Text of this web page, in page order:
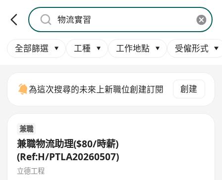
全部篩選 工種 工作地點 受僱形式
為這次搜尋的未來上新職位創建訂閱 創建
兼職
兼職物流助理($80/時薪)
(Ref:H/PTLA20260507)
立德工程